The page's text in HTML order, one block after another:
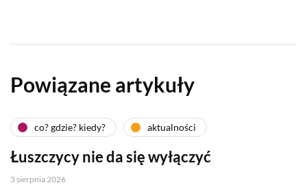
Powiązane artykuły
co? gdzie? kiedy? aktualności
Łuszczycy nie da się wyłączyć
3 sierpnia 2026